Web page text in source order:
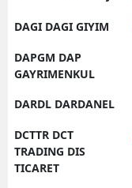
DAGI DAGI GIYIM
DAPGM DAP
GAYRIMENKUL
DARDL DARDANEL
DCTTR DCT
TRADING DIS
TICARET